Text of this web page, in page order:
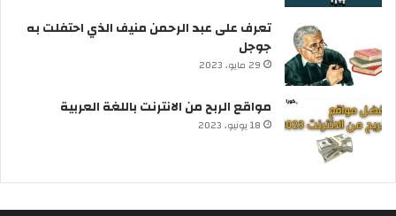
تعرف على عبد الرحمن منيف الذي احتفلت به
جوجل
29 مايو، 2023
مواقع الربح من الانترنت باللغة العربية
18 يونيو، 2023